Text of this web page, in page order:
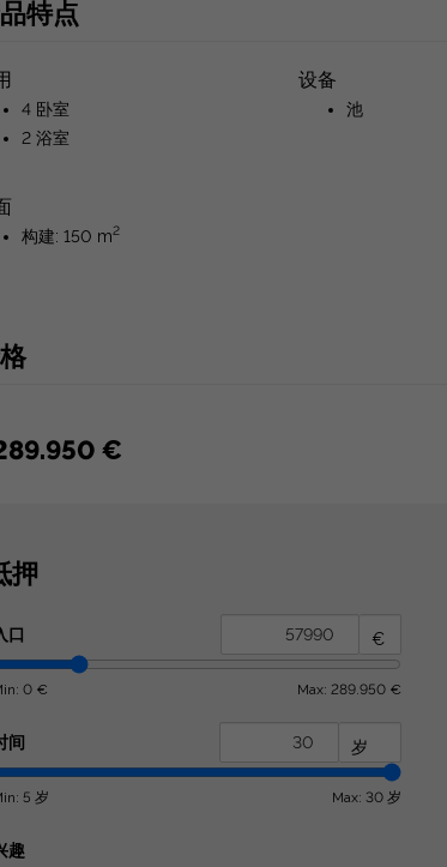
特点
4 卧室
2 浴室
构建: 150 m2
设备
池
€
押
口 €
0 € Max: 289.950 €
间 岁
5 岁 Max: 30 岁
趣